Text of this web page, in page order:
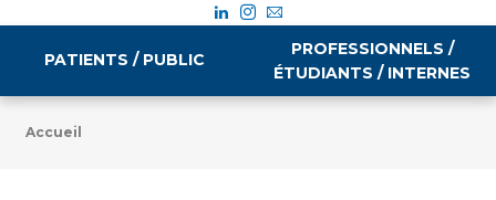
PATIENTS / PUBLIC
PROFESSIONNELS /
ÉTUDIANTS / INTERNES
Accueil